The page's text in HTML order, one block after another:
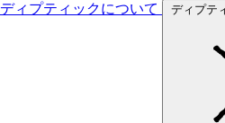
ディプティックについて
ディプテ